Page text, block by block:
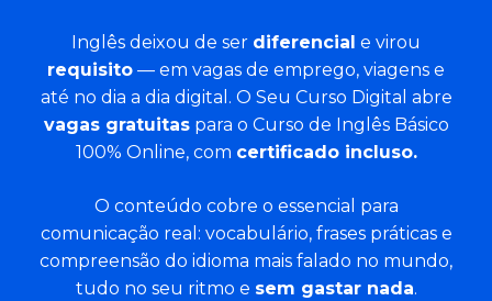
Inglês deixou de ser diferencial e virou
requisito — em vagas de emprego, viagens e
até no dia a dia digital. O Seu Curso Digital abre
vagas gratuitaspara o Curso de Inglês Básico
100% Online, com certificado incluso.
O conteúdo cobre o essencial para
comunicação real: vocabulário, frases práticas e
compreensão do idioma mais falado no mundo,
tudo no seu ritmo e sem gastar nada.